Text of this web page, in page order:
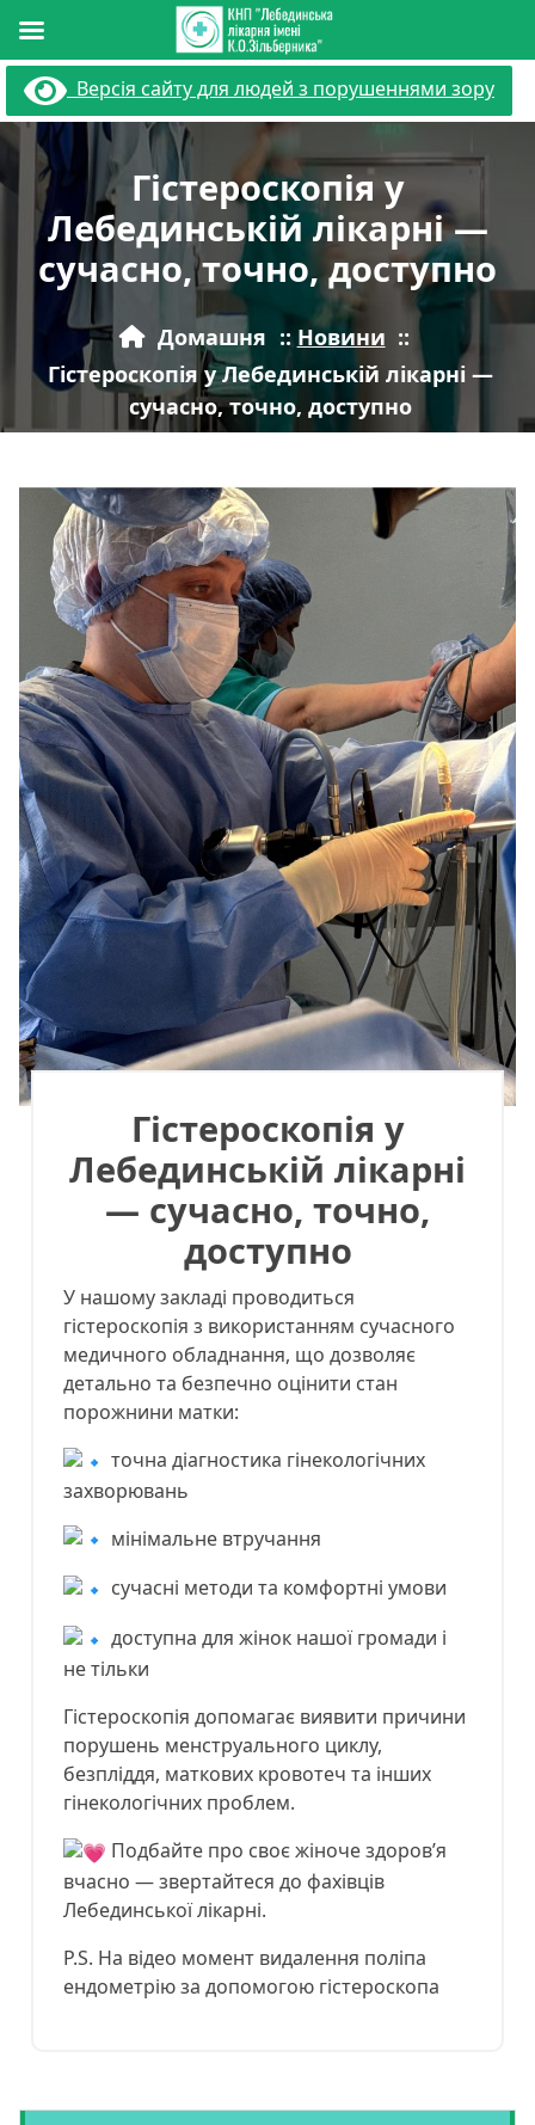
Перейти
вмісту
Версія сайту для людей з порушеннями зору
Гістероскопія у
Лебединській лікарні —
сучасно, точно, доступно
Домашня ::Новини ::
Гістероскопія у Лебединській лікарні —
сучасно, точно, доступно
Гістероскопія у
Лебединській лікарні
— сучасно, точно,
доступно
У нашому закладі проводиться
гістероскопія з використанням сучасного
медичного обладнання, що дозволяє
детально та безпечно оцінити стан
порожнини матки:
точна діагностика гінекологічних
захворювань
мінімальне втручання
сучасні методи та комфортні умови
доступна для жінок нашої громади і
не тільки
Гістероскопія допомагає виявити причини
порушень менструального циклу,
безпліддя, маткових кровотеч та інших
гінекологічних проблем.
Подбайте про своє жіноче здоров’я
вчасно — звертайтеся до фахівців
Лебединської лікарні.
P.S. На відео момент видалення поліпа
ендометрію за допомогою гістероскопа